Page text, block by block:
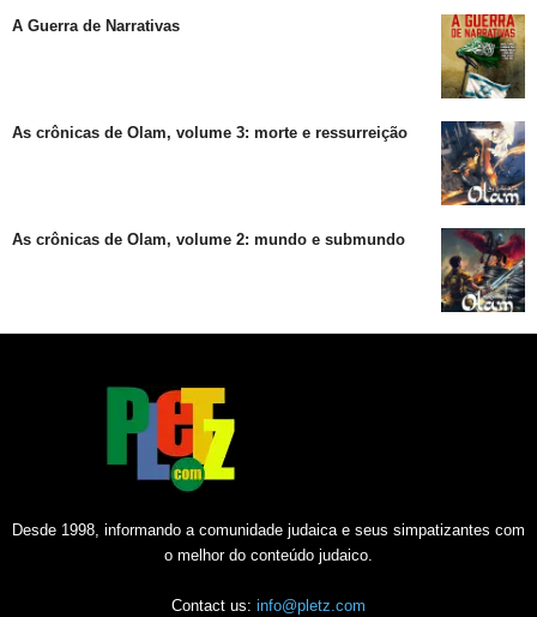
A Guerra de Narrativas
As crônicas de Olam, volume 3: morte e ressurreição
As crônicas de Olam, volume 2: mundo e submundo
Desde 1998, informando a comunidade judaica e seus simpatizantes com
o melhor do conteúdo judaico.
Contact us: info@pletz.com